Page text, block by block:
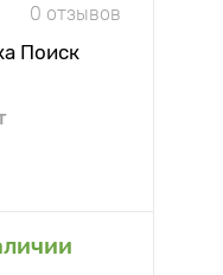
0 отзывов
Поиск